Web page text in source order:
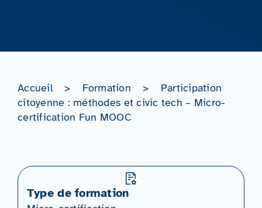
Accueil > Formation >
Participation
citoyenne : méthodes et civic tech – Micro-
certification Fun MOOC
Type de formation